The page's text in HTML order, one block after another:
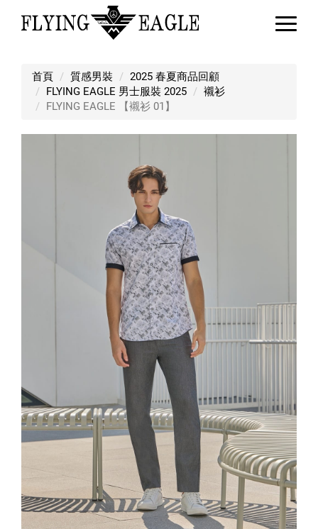
首頁 質感男裝
2025 春夏商品回顧
FLYING EAGLE 男士服裝 2025
襯衫
FLYING EAGLE 【襯衫 01】